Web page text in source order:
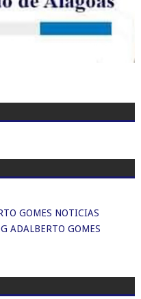
GOMES NOTICIAS
ADALBERTO GOMES